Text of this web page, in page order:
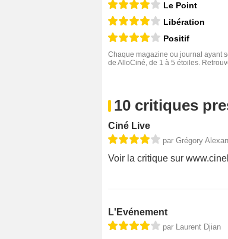
Le Point
Libération
Positif
Chaque magazine ou journal ayant
de AlloCiné, de 1 à 5 étoiles.
10 critiques
Ciné Live
par Grégory
Voir la critique sur
L'Evénement
par Laurent Djian